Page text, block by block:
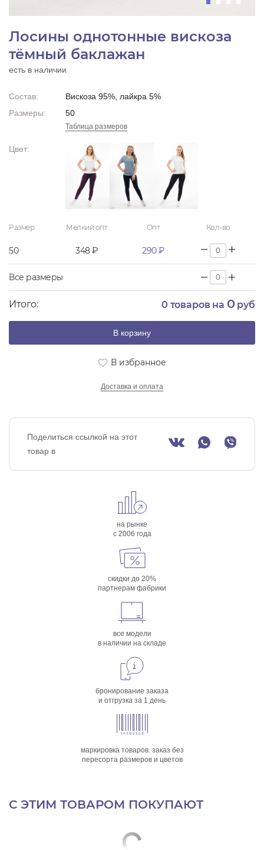
Лосины однотонные вискоза
тёмный баклажан
есть в наличии
Состав:
Вискоза 95%, лайкра 5%
Размеры:
50
Таблица размеров
Цвет:
Размер Мелкий опт Опт Кол-во
50 348 ₽ 290 ₽
Все размеры
Итого: 0 товаров на 0руб
В корзину
В избранное
Доставка и оплата
Поделиться ссылкой на этот
товар в
на рынке
с 2006 года
скидки до 20%
партнерам фабрики
все модели
в наличии на складе
бронирование заказа
и отгрузка за 1 день
маркировка товаров. заказ без
пересорта размеров и цветов
С ЭТИМ ТОВАРОМ ПОКУПАЮТ